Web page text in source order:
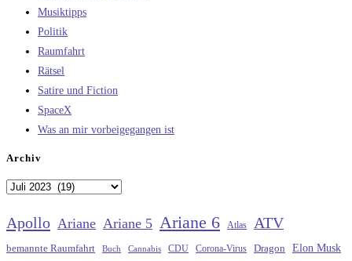
Musiktipps
Politik
Raumfahrt
Rätsel
Satire und Fiction
SpaceX
Was an mir vorbeigegangen ist
Archiv
Archiv
Apollo Ariane Ariane 5 Ariane 6 Atlas ATV
bemannte Raumfahrt Buch Cannabis CDU Corona-Virus Dragon Elon Musk